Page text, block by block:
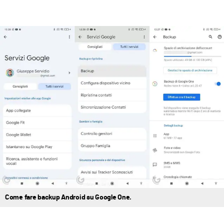
Come fare backup Android su Google One.